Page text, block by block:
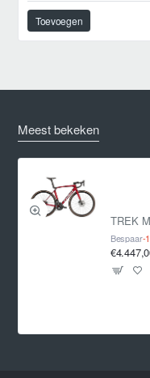
riemaandrijving, zoals
plus twee tot drie keer
grip op waardoor je
vind de beste pedalen
pedalen aan voor
Toevoegen
Meest bekeken
Bespaar-